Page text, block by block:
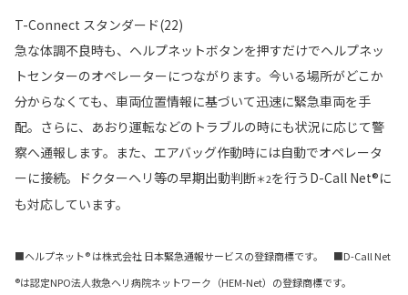
T-Connect スタンダード(22)
急な体調不良時も、ヘルプネットボタンを押すだけでヘルプネッ
トセンターのオペレーターにつながります。今いる場所がどこか
分からなくても、車両位置情報に基づいて迅速に緊急車両を手
配。さらに、あおり運転などのトラブルの時にも状況に応じて警
察へ通報します。また、エアバッグ作動時には自動でオペレータ
ーに接続。ドクターヘリ等の早期出動判断＊2を行うD-Call Net®に
も対応しています。
■ヘルプネット® は株式会社 日本緊急通報サービスの登録商標です。 ■D-Call Net
®は認定NPO法人救急ヘリ病院ネットワーク（HEM-Net）の登録商標です。